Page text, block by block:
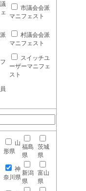
市議会会派
マニフェスト
村議会会派
マニフェスト
スイッチユ
ーザーマニフェ
スト
山
形県
福島
県
茨城
県
神
奈川県
新潟
県
富山
県